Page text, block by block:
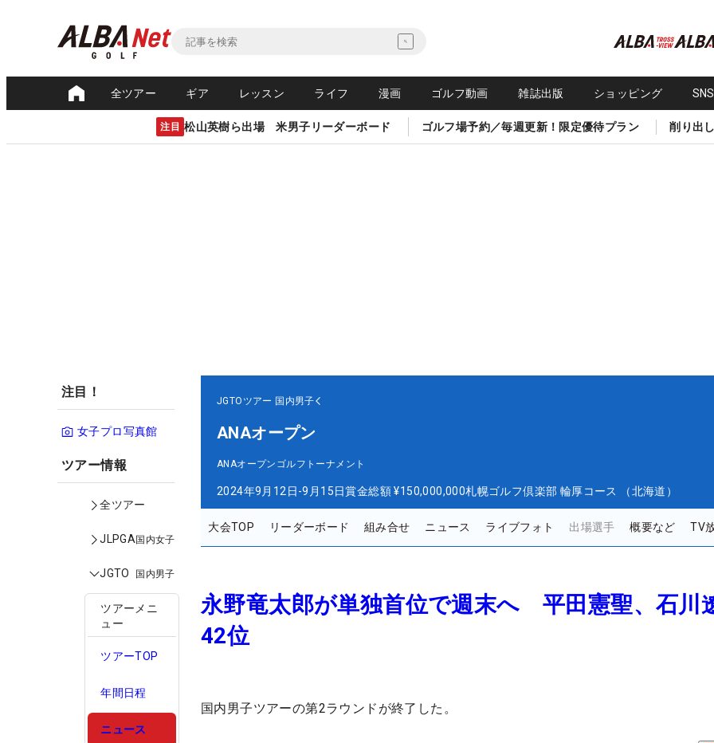
全ツアー ギア レッスン ライフ 漫画 ゴルフ動画 雑誌出版 ショッピング
注目 松山英樹ら出場 米男子リーダーボード ゴルフ場予約／毎週更新！限定優待プラン 削り出
注目！
女子プロ写真館
ツアー情報
全ツアー
JLPGA国内女子
JGTO 国内男子
ツアーメニ
ュー
ツアーTOP
年間日程
ニュース
JGTOツアー 国内男子
ANAオープン
ANAオープンゴルフトーナメント
2024年9月12日-9月15日賞金総額 ¥150,000,000札幌ゴルフ倶楽部 輪厚コース （北海道）
大会TOP リーダーボード 組み合せ ニュース ライブフォト 出場選手 概要など TV
永野竜太郎が単独首位で週末へ 平田憲聖、石川
42位
国内男子ツアーの第2ラウンドが終了した。